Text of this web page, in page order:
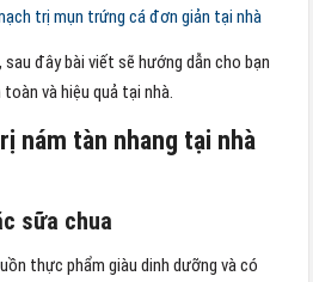
trị mụn trứng cá​ đơn giản tại nhà
đây bài viết sẽ hướng dẫn cho bạn
toàn và hiệu quả tại nhà.
nám tàn nhang tại nhà
sữa chua
thực phẩm giàu dinh dưỡng và có